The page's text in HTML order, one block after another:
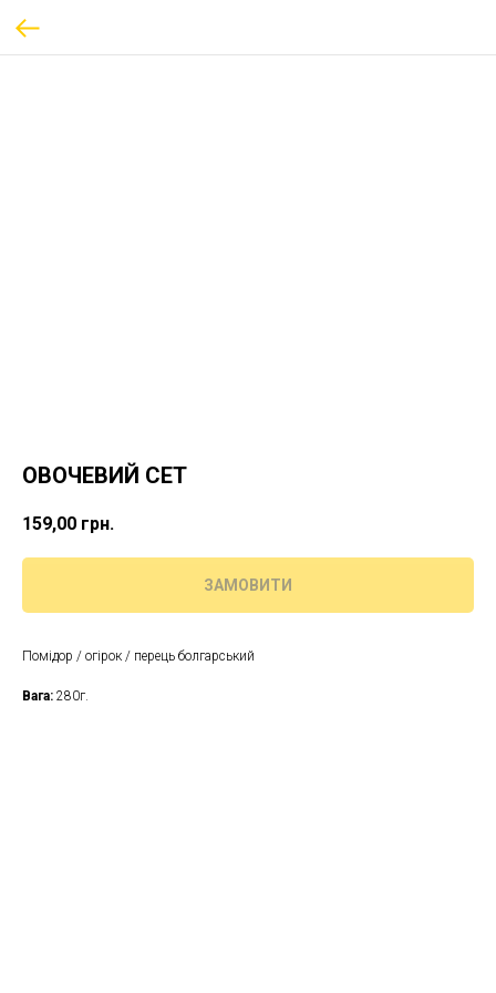
ОВОЧЕВИЙ СЕТ
159,00 грн.
ЗАМОВИТИ
Помідор / огірок / перець болгарський
Вага: 280г.